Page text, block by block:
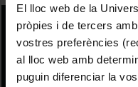
El lloc web de la
pròpies i de tercers
vostres preferències
al lloc web amb
puguin diferenciar la